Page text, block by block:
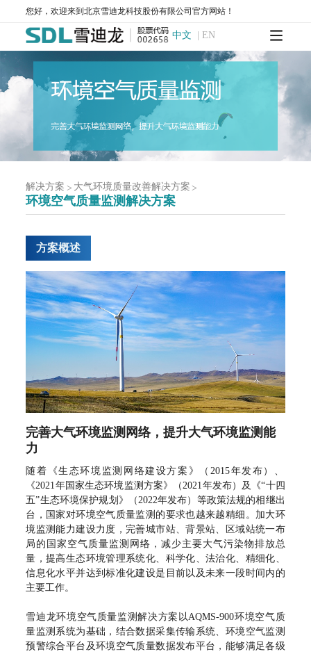
您好，欢迎来到北京雪迪龙科技股份有限公司官方网站！
中文 | EN
联系我们
人才招聘
解决方案 > 大气环境质量改善解决方案 >
环境空气质量监测解决方案
方案概述
完善大气环境监测网络，提升大气环境监测能
力
随着《生态环境监测网络建设方案》（2015年发布）、
《2021年国家生态环境监测方案》（2021年发布）及《“十四
五”生态环境保护规划》（2022年发布）等政策法规的相继出
台，国家对环境空气质量监测的要求也越来越精细。加大环
境监测能力建设力度，完善城市站、背景站、区域站统一布
局的国家空气质量监测网络，减少主要大气污染物排放总
量，提高生态环境管理系统化、科学化、法治化、精细化、
信息化水平并达到标准化建设是目前以及未来一段时间内的
主要工作。
雪迪龙环境空气质量监测解决方案以AQMS-900环境空气质
量监测系统为基础，结合数据采集传输系统、环境空气监测
预警综合平台及环境空气质量数据发布平台，能够满足各级